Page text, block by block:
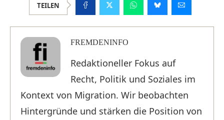
TEILEN
FREMDENINFO
Redaktioneller Fokus auf
Recht, Politik und Soziales im
Kontext von Migration. Wir beobachten
Hintergründe und stärken die Position von